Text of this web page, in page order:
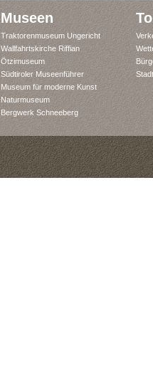
Museen
Traktorenmuseum Ungericht
Wallfahrtskirche Riffian
Ötzimuseum
Südtiroler Museenführer
Museum für moderne Kunst
Naturmuseum
Bergwerk Schneeberg